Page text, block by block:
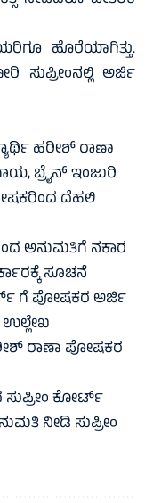
ಹೊರೆಯಾಗಿತ್ತು.
ಸುಪ್ರೀಂನಲ್ಲಿ ಅರ್ಜಿ
ಹರೀಶ್ ರಾಣಾ
ಬ್ರೈನ್ ಇಂಜುರಿ
ದೆಹಲಿ
ಅನುಮತಿಗೆ ನಕಾರ
ಸೂಚನೆ
ಗೆ ಪೋಷಕರ ಅರ್ಜಿ
ರಾಣಾ ಪೋಷಕರ
ಸುಪ್ರೀಂ ಕೋರ್ಟ್
ನೀಡಿ ಸುಪ್ರೀಂ